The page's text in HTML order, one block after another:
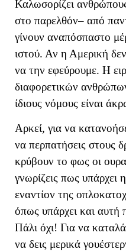
Καλωσορίζει
στο παρελθόν– από
γίνουν αναπόσπαστο
ιστού. Αν η Αμερική
να την εφεύρουμε. Η
διαφορετικών
ίδιους νόμους είναι
Αρκεί, για να
να περπατήσεις στους
κρύβουν το φως οι
γνωρίζεις πως υπάρχει
εναντίον της
όπως υπάρχει και αυτή
Πάλι όχι! Για να
να δεις μερικά